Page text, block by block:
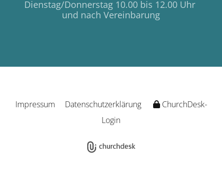
Dienstag/Donnerstag 10.00 bis 12.00 Uhr
und nach Vereinbarung
Impressum Datenschutzerklärung
ChurchDesk-
Login